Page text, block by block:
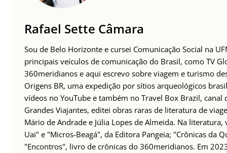
Rafael Sette Câmara
Sou de Belo Horizonte e cursei Comunicação Social na
principais veículos de comunicação do Brasil, como TV
360meridianos e aqui escrevo sobre viagem e turismo
Origens BR, uma expedição por sítios arqueológicos
vídeos no YouTube e também no Travel Box Brazil,
Grandes Viajantes, editei obras raras de literatura de
Mário de Andrade e Júlia Lopes de Almeida. Na
Uai" e "Micros-Beagá", da Editora Pangeia; "Crônicas da
"Encontros", livro de crônicas do 360meridianos. Em